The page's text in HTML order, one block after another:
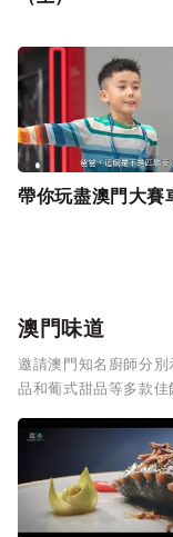
帶你玩盡澳門大賽
澳門味道
邀請澳門知名廚師分
品和葡式甜品等多款佳